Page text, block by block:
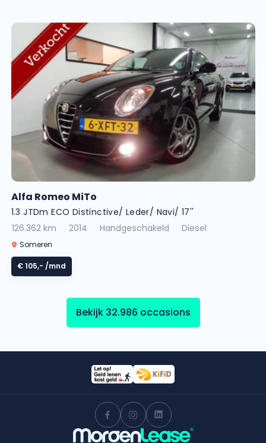
Alfa Romeo MiTo
1.3 JTDm ECO Distinctive/ Leder/ Navi/ 17''
126.362 km
2014 Handgeschakeld Diesel
Someren
€ 105,- /mnd
Bekijk 32.986 occasions